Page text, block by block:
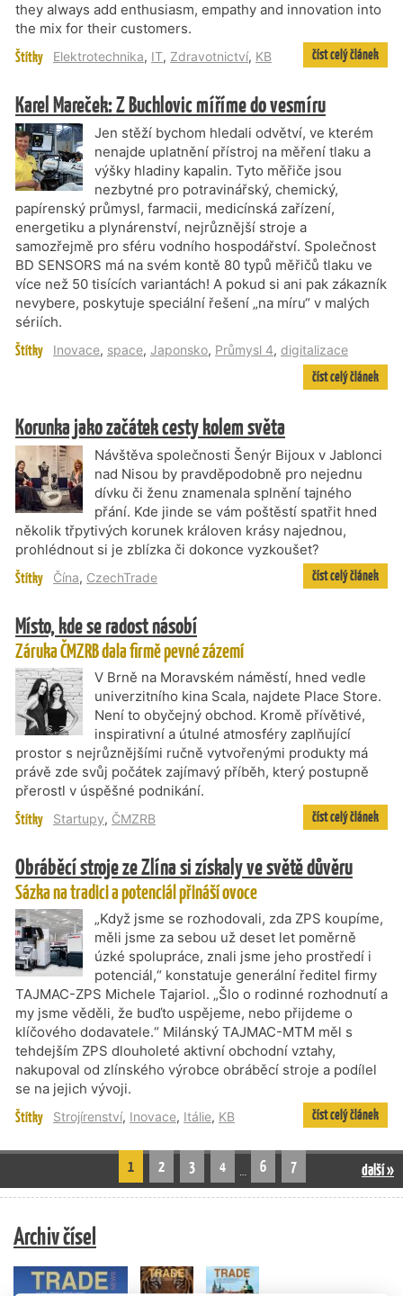
they always add enthusiasm, empathy and innovation into
the mix for their customers.
Štítky Elektrotechnika, IT, Zdravotnictví, KB číst celý článek
Karel Mareček: Z Buchlovic míříme do vesmíru
Jen stěží bychom hledali odvětví, ve kterém
nenajde uplatnění přístroj na měření tlaku a
výšky hladiny kapalin. Tyto měřiče jsou
nezbytné pro potravinářský, chemický,
papírenský průmysl, farmacii, medicínská zařízení,
energetiku a plynárenství, nejrůznější stroje a
samozřejmě pro sféru vodního hospodářství. Společnost
BD SENSORS má na svém kontě 80 typů měřičů tlaku ve
více než 50 tisících variantách! A pokud si ani pak zákazník
nevybere, poskytuje speciální řešení „na míru“ v malých
sériích.
Štítky Inovace, space, Japonsko, Průmysl 4, digitalizace
číst celý článek
Korunka jako začátek cesty kolem světa
Návštěva společnosti Šenýr Bijoux v Jablonci
nad Nisou by pravděpodobně pro nejednu
dívku či ženu znamenala splnění tajného
přání. Kde jinde se vám poštěstí spatřit hned
několik třpytivých korunek královen krásy najednou,
prohlédnout si je zblízka či dokonce vyzkoušet?
Štítky Čína, CzechTrade číst celý článek
Místo, kde se radost násobí
Záruka ČMZRB dala firmě pevné zázemí
V Brně na Moravském náměstí, hned vedle
univerzitního kina Scala, najdete Place Store.
Není to obyčejný obchod. Kromě přívětivé,
inspirativní a útulné atmosféry zaplňující
prostor s nejrůznějšími ručně vytvořenými produkty má
právě zde svůj počátek zajímavý příběh, který postupně
přerostl v úspěšné podnikání.
Štítky Startupy, ČMZRB číst celý článek
Obráběcí stroje ze Zlína si získaly ve světě důvěru
Sázka na tradici a potenciál přináší ovoce
„Když jsme se rozhodovali, zda ZPS koupíme,
měli jsme za sebou už deset let poměrně
úzké spolupráce, znali jsme jeho prostředí i
potenciál,“ konstatuje generální ředitel firmy
TAJMAC-ZPS Michele Tajariol. „Šlo o rodinné rozhodnutí a
my jsme věděli, že buďto uspějeme, nebo přijdeme o
klíčového dodavatele.“ Milánský TAJMAC-MTM měl s
tehdejším ZPS dlouholeté aktivní obchodní vztahy,
nakupoval od zlínského výrobce obráběcí stroje a podílel
se na jejich vývoji.
Štítky Strojírenství, Inovace, Itálie, KB číst celý článek
1 2 3 4 … 6 7 další »
Archiv čísel